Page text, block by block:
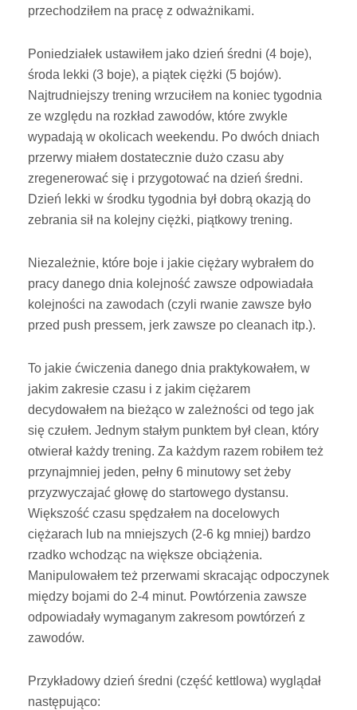
przechodziłem na pracę z odważnikami.
Poniedziałek ustawiłem jako dzień średni (4 boje),
środa lekki (3 boje), a piątek ciężki (5 bojów).
Najtrudniejszy trening wrzuciłem na koniec tygodnia
ze względu na rozkład zawodów, które zwykle
wypadają w okolicach weekendu. Po dwóch dniach
przerwy miałem dostatecznie dużo czasu aby
zregenerować się i przygotować na dzień średni.
Dzień lekki w środku tygodnia był dobrą okazją do
zebrania sił na kolejny ciężki, piątkowy trening.
Niezależnie, które boje i jakie ciężary wybrałem do
pracy danego dnia kolejność zawsze odpowiadała
kolejności na zawodach (czyli rwanie zawsze było
przed push pressem, jerk zawsze po cleanach itp.).
To jakie ćwiczenia danego dnia praktykowałem, w
jakim zakresie czasu i z jakim ciężarem
decydowałem na bieżąco w zależności od tego jak
się czułem. Jednym stałym punktem był clean, który
otwierał każdy trening. Za każdym razem robiłem też
przynajmniej jeden, pełny 6 minutowy set żeby
przyzwyczajać głowę do startowego dystansu.
Większość czasu spędzałem na docelowych
ciężarach lub na mniejszych (2-6 kg mniej) bardzo
rzadko wchodząc na większe obciążenia.
Manipulowałem też przerwami skracając odpoczynek
między bojami do 2-4 minut. Powtórzenia zawsze
odpowiadały wymaganym zakresom powtórzeń z
zawodów.
Przykładowy dzień średni (część kettlowa) wyglądał
następująco: